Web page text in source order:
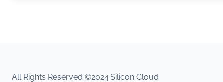
All Rights Reserved ©2024 Silicon Cloud